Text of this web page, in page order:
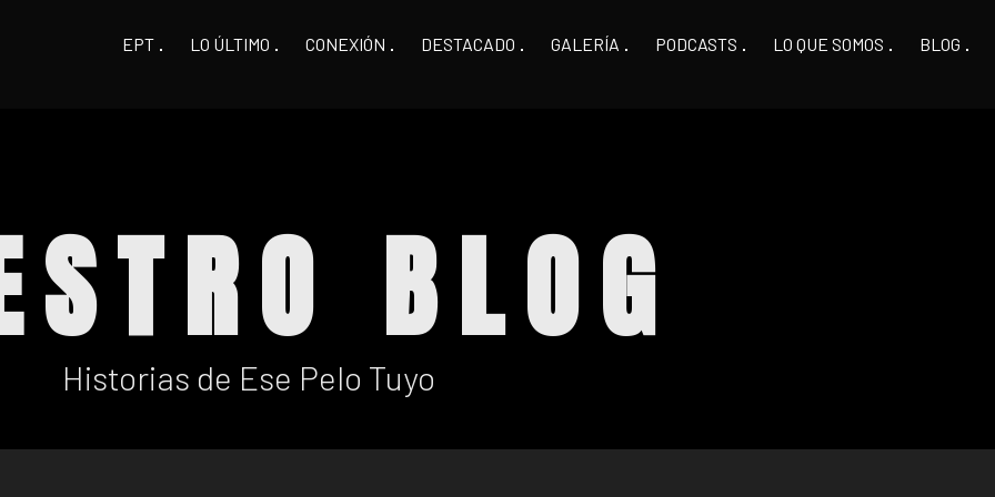
EPT LO ÚLTIMO CONEXIÓN DESTACADO GALERÍA PODCASTS LO QUE SOMOS BLOG
BLOG
Historias de Ese Pelo Tuyo